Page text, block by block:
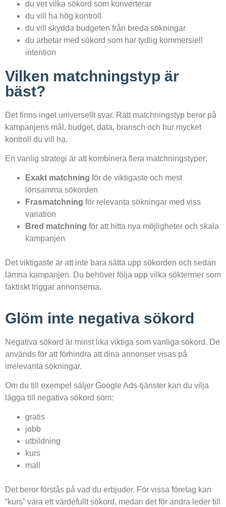
du vet vilka sökord som konverterar
du vill ha hög kontroll
du vill skydda budgeten från breda sökningar
du arbetar med sökord som har tydlig kommersiell
intention
Vilken matchningstyp är
bäst?
Det finns inget universellt svar. Rätt matchningstyp beror på
kampanjens mål, budget, data, bransch och hur mycket
kontroll du vill ha.
En vanlig strategi är att kombinera flera matchningstyper:
Exakt matchning för de viktigaste och mest
lönsamma sökorden
Frasmatchning för relevanta sökningar med viss
variation
Bred matchning för att hitta nya möjligheter och skala
kampanjen
Det viktigaste är att inte bara sätta upp sökorden och sedan
lämna kampanjen. Du behöver följa upp vilka söktermer som
faktiskt triggar annonserna.
Glöm inte negativa sökord
Negativa sökord är minst lika viktiga som vanliga sökord. De
används för att förhindra att dina annonser visas på
irrelevanta sökningar.
Om du till exempel säljer Google Ads-tjänster kan du vilja
lägga till negativa sökord som:
gratis
jobb
utbildning
kurs
mall
Det beror förstås på vad du erbjuder. För vissa företag kan
“kurs” vara ett värdefullt sökord, medan det för andra leder till